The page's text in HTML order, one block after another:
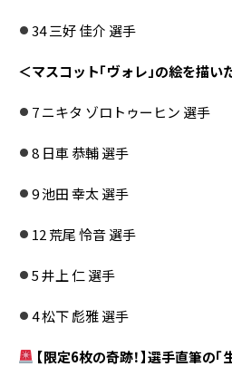
34 三好 佳介 選手
＜マスコット「ヴォレ」の絵を描い
7 ニキタ ゾロトゥーヒン 選手
8 日車 恭輔 選手
9 池田 幸太 選手
12 荒尾 怜音 選手
5 井上 仁 選手
4 松下 彪雅 選手
【限定6枚の奇跡！】選手直筆の